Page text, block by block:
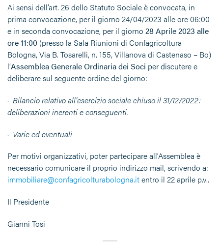
Ai sensi dell’art. 26 dello Statuto Sociale è convocata, in
prima convocazione, per il giorno 24/04/2023 alle ore 06:00
e in seconda convocazione, per il giorno 28 Aprile 2023 alle
ore 11:00 (presso la Sala Riunioni di Confagricoltura
Bologna, Via B. Tosarelli, n. 155, Villanova di Castenaso – Bo)
l’Assemblea Generale Ordinaria dei Soci per discutere e
deliberare sul seguente ordine del giorno:
· Bilancio relativo all’esercizio sociale chiuso il 31/12/2022:
deliberazioni inerenti e conseguenti.
· Varie ed eventuali
Per motivi organizzativi, poter partecipare all’Assemblea è
necessario comunicare il proprio indirizzo mail, scrivendo a:
immobiliare@confagricolturabologna.itentro il 22 aprile p.v..
Il Presidente
Gianni Tosi